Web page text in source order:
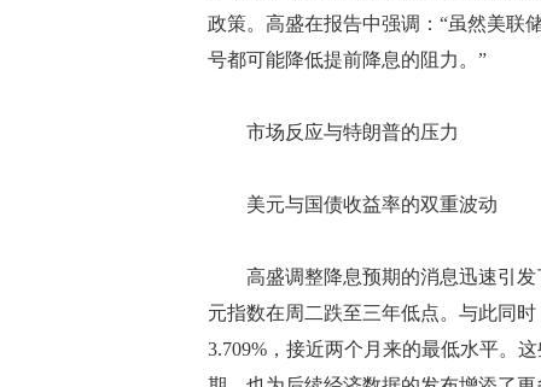
政策。高盛在报告中强调：“虽然美联
号都可能降低提前降息的阻力。”
市场反应与特朗普的压力
美元与国债收益率的双重波动
高盛调整降息预期的消息迅速引发
元指数在周二跌至三年低点。与此同
3.709%，接近两个月来的最低水平。